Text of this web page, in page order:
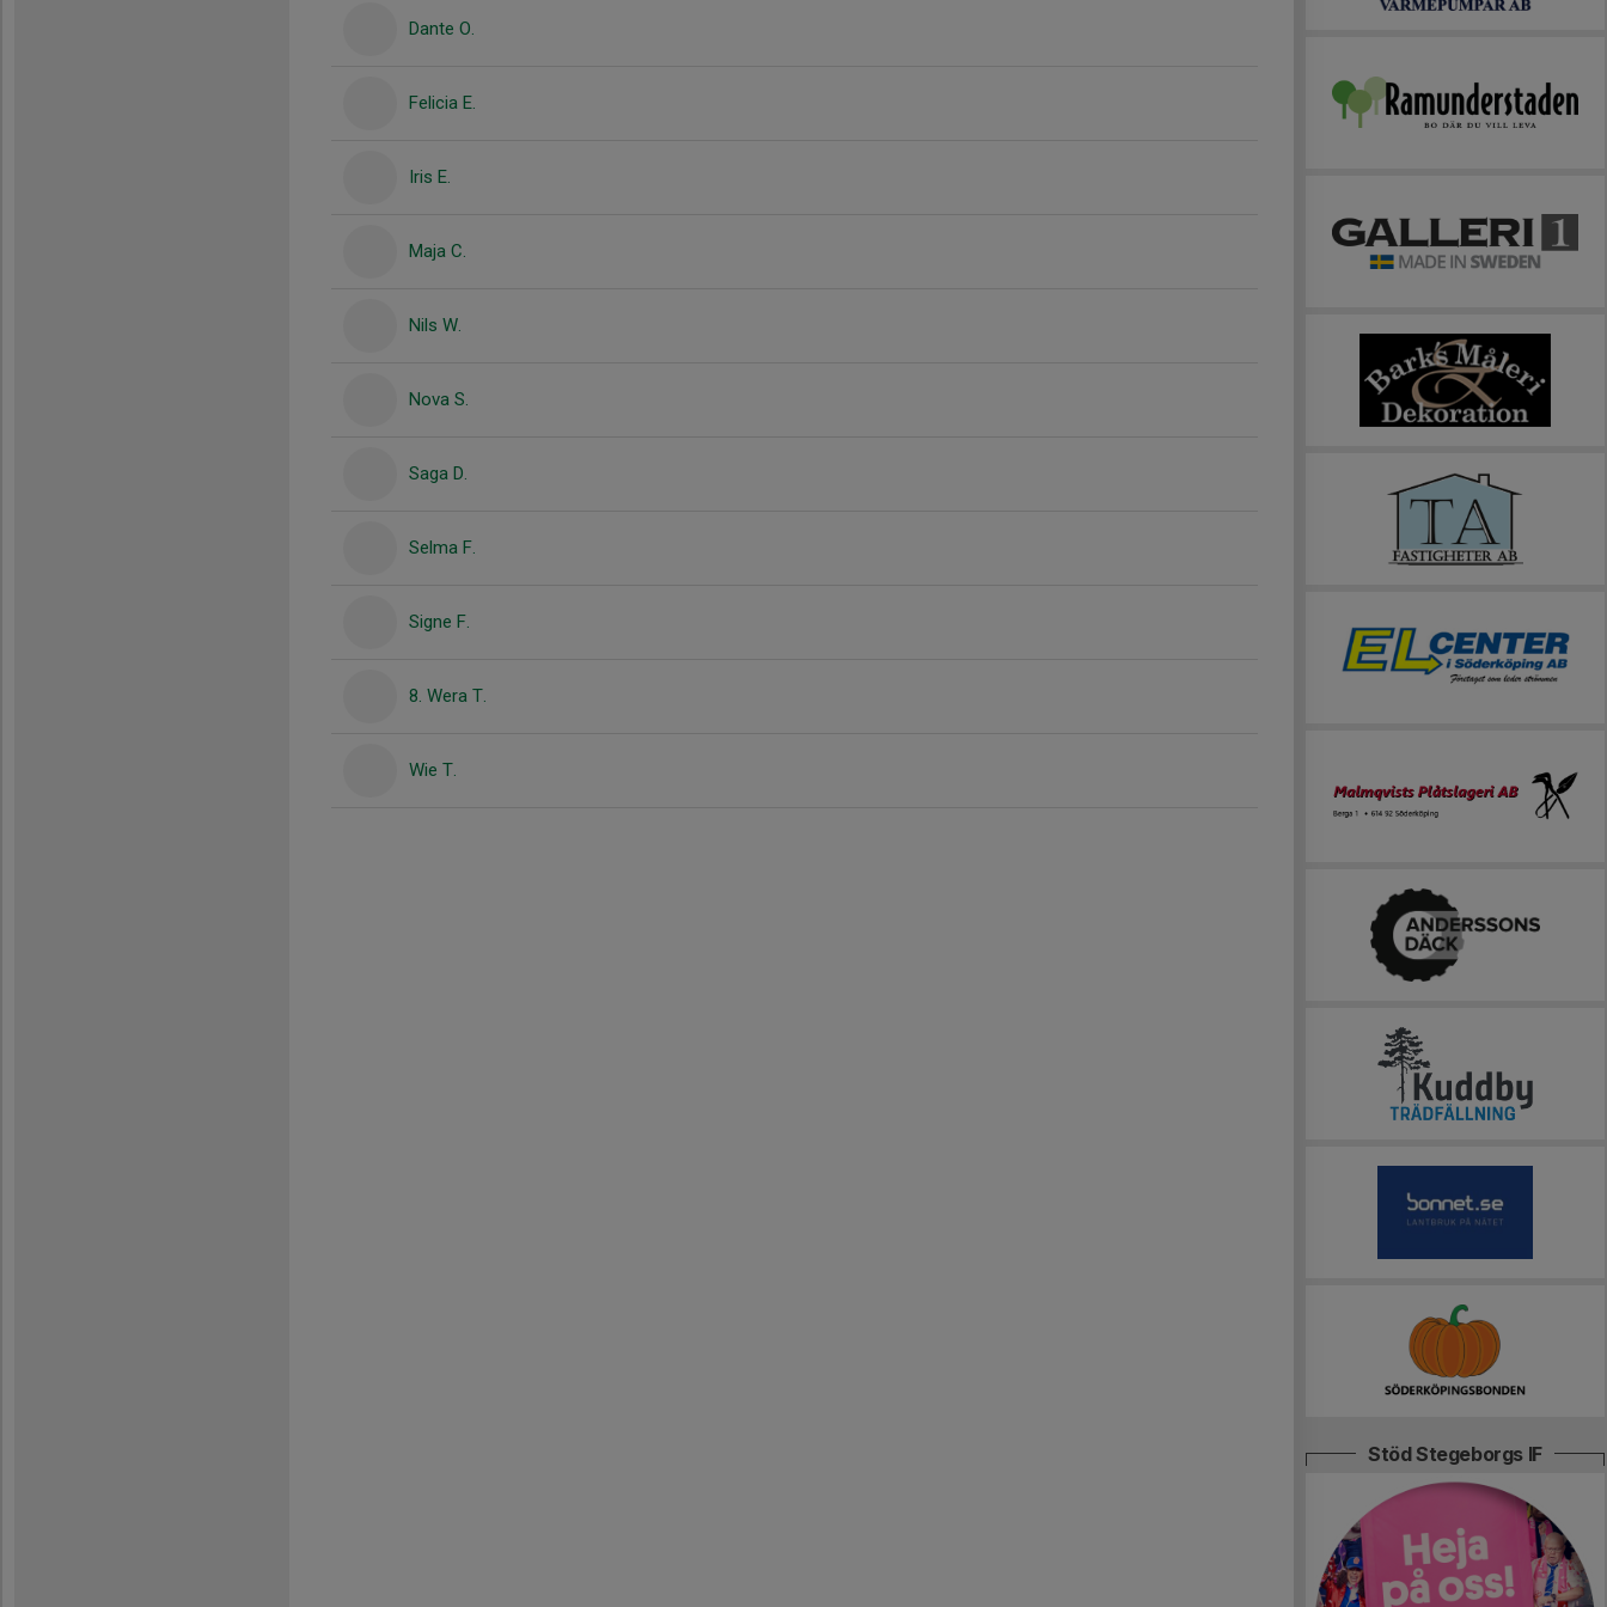
Dante O.
Felicia E.
Iris E.
Maja C.
Nils W.
Nova S.
Saga D.
Selma F.
Signe F.
8. Wera T.
Wie T.
Stöd Stegeborgs IF